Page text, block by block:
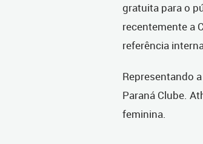
gratuita para o
recentemente a
referência
Representando
Paraná Clube.
feminina.